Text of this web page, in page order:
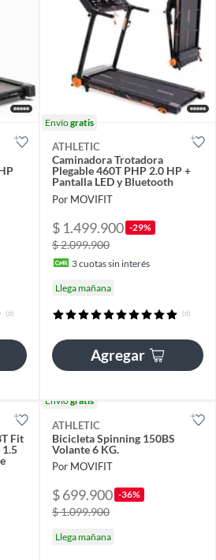
(6)
Envíogratis
ATHLETIC
Caminadora Trotadora
Plegable 460T PHP 2.0 HP +
Pantalla LED y Bluetooth
Por MOVIFIT
$ 1.499.900 -29%
$ 2.099.900
3cuotas sin interés
Llega mañana
(6)
Agregar
Fit
Envíogratis
ATHLETIC
Bicicleta Spinning 150BS
Volante 6 KG.
Por MOVIFIT
$ 699.900 -36%
$ 1.099.900
Llega mañana